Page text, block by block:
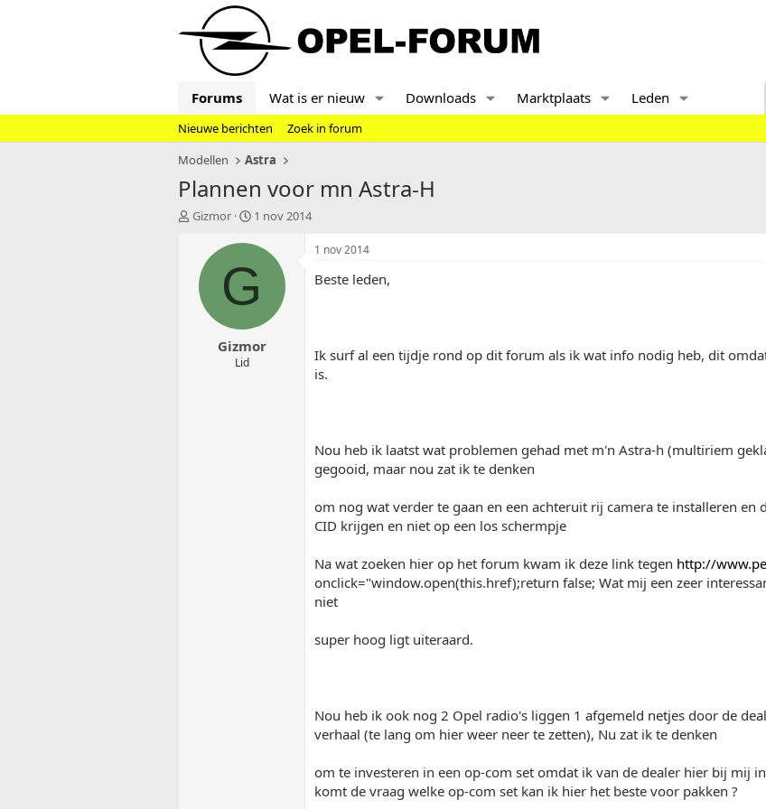
Forums Wat is er nieuw Downloads Marktplaats Leden
Nieuwe berichten
Zoek in forum
Modellen
Astra
Plannen voor mn Astra-H
T
Gizmor
S
a
t
d
t
u
1 nov 2014
G
Gizmor
Lid
1 nov 2014
Beste leden,
Ik surf al een tijdje rond op dit forum als ik wat info nodig heb, dit
is.
Nou heb ik laatst wat problemen gehad met m'n Astra-h (multiriem
gegooid, maar nou zat ik te denken
om nog wat verder te gaan en een achteruit rij camera te installeren
CID krijgen en niet op een los schermpje
Na wat zoeken hier op het forum kwam ik deze link tegen http://
onclick="window.open(this.href);return false; Wat mij een zeer
niet
super hoog ligt uiteraard.
Nou heb ik ook nog 2 Opel radio's liggen 1 afgemeld netjes door de
verhaal (te lang om hier weer neer te zetten), Nu zat ik te denken
om te investeren in een op-com set omdat ik van de dealer hier bij mij
komt de vraag welke op-com set kan ik hier het beste voor pakken ?